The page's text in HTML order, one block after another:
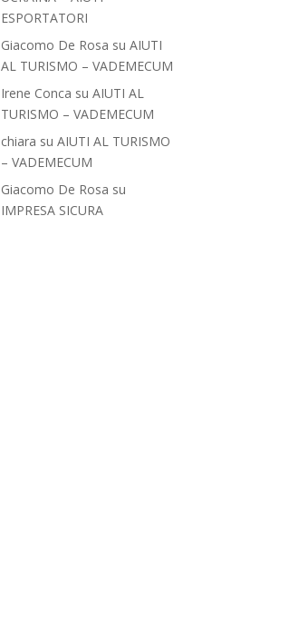
ESPORTATORI
Giacomo De Rosa suAIUTI
AL TURISMO – VADEMECUM
Irene Conca suAIUTI AL
TURISMO – VADEMECUM
chiara suAIUTI AL TURISMO
– VADEMECUM
Giacomo De Rosa su
IMPRESA SICURA